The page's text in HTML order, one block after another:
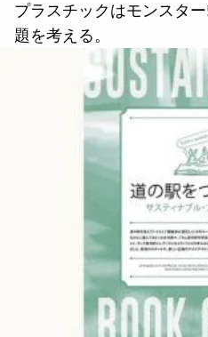
プラスチックはモンスタ
題を考える。